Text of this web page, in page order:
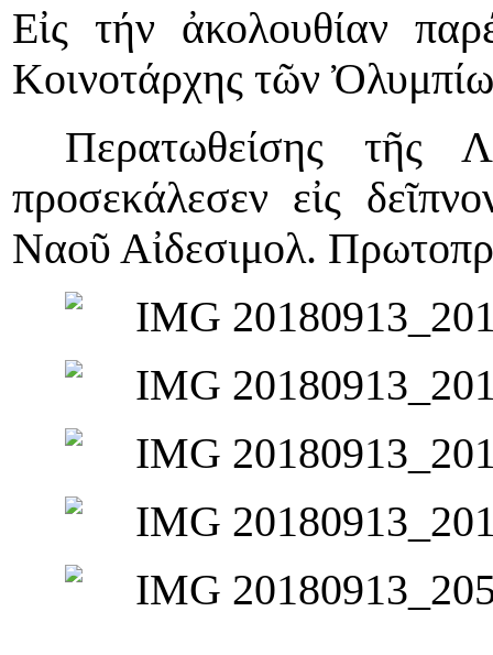
Εἰς τήν ἀκολουθίαν
Κοινοτάρχης τῶν
Περατωθείσης τῆς
προσεκάλεσεν εἰς
Ναοῦ Αἰδεσιμολ.